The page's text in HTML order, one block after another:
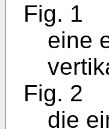
Fig. 1
eine
Fig. 2
die